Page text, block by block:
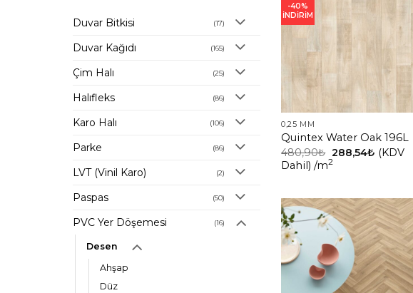
Duvar Bitkisi (17)
Duvar Kağıdı (165)
Çim Halı (25)
Halıfleks (86)
Karo Halı (106)
Parke (86)
LVT (Vinil Karo) (2)
Paspas (50)
PVC Yer Döşemesi (16)
Desen
Ahşap
Düz
-40%
İNDİRİM
0,25 MM
Quintex Water Oak 196L
480,90₺ 288,54₺ (KDV
Dahil) /m2